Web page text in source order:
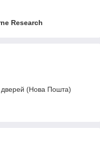
Research
дверей (Нова Пошта)